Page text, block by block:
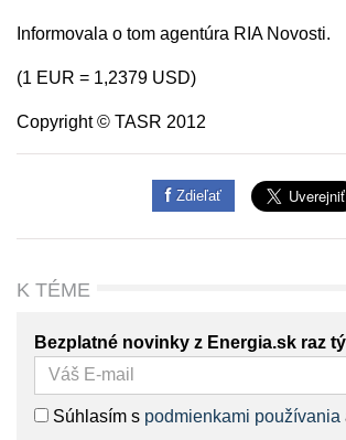
Informovala o tom agentúra RIA Novosti.
(1 EUR = 1,2379 USD)
Copyright © TASR 2012
Zdieľať
K TÉME
Bezplatné novinky z Energia.sk raz
Súhlasím s podmienkami používania